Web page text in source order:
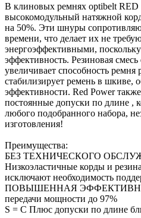
В клиновых ремнях optibelt RED
высокомодульный натяжной
на 50%. Эти шнуры
времени, что делает их не
энергоэффективными,
эффективность. Резиновая
увеличивает способность ремня
стабилизирует ремень в шкиве,
эффективности. Red Power
постоянные допуски по длине ,
любого подобранного набора,
изготовления!
Преимущества:
БЕЗ ТЕХНИЧЕСКОГО
Низкоэластичные корды и
исключают необходимость
ПОВЫШЕННАЯ
передачи мощности до 97%
S = C Плюс допуски по длине